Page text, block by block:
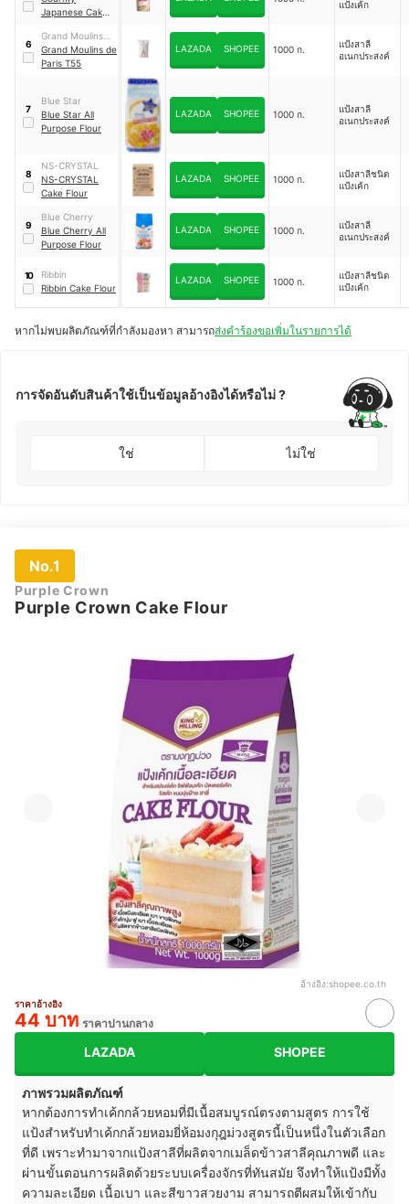
Japanese Cake
แป้งเค้ก
6
Grand Moulins
De Paris
Grand Moulins de
Paris T55
LAZADA SHOPEE 1000 ก.
แป้งสาลี
อเนกประสงค์
7
Blue Star
Blue Star All
Purpose Flour
LAZADA SHOPEE 1000 ก.
แป้งสาลี
อเนกประสงค์
8
NS-CRYSTAL
NS-CRYSTAL
Cake Flour
LAZADA SHOPEE 1000 ก.
แป้งสาลีชนิด
แป้งเค้ก
9
Blue Cherry
Blue Cherry All
Purpose Flour
LAZADA SHOPEE 1000 ก.
แป้งสาลี
อเนกประสงค์
10
Ribbin
Ribbin Cake Flour
LAZADA SHOPEE 1000 ก.
แป้งสาลีชนิด
แป้งเค้ก
หากไม่พบผลิตภัณฑ์ที่กำลังมองหา สามารถส่งคำร้องขอเพิ่มในรายการได้
การจัดอันดับสินค้าใช้เป็นข้อมูลอ้างอิงได้หรือไม่ ?
ใช่ ไม่ใช่
No.1
Purple Crown
Purple Crown Cake Flour
อ้างอิง:shopee.co.th
ราคาอ้างอิง
44 บาท ราคาปานกลาง
LAZADA SHOPEE
ภาพรวมผลิตภัณฑ์
หากต้องการทำเค้กกล้วยหอมที่มีเนื้อสมบูรณ์ตรงตามสูตร การใช้
แป้งสำหรับทำเค้กกล้วยหอมยี่ห้อมงกุฎม่วงสูตรนี้เป็นหนึ่งในตัวเลือก
ที่ดี เพราะทำมาจากแป้งสาลีที่ผลิตจากเมล็ดข้าวสาลีคุณภาพดี และ
ผ่านขั้นตอนการผลิตด้วยระบบเครื่องจักรที่ทันสมัย จึงทำให้แป้งมีทั้ง
ความละเอียด เนื้อเบา และสีขาวสวยงาม สามารถตีผสมให้เข้ากับ